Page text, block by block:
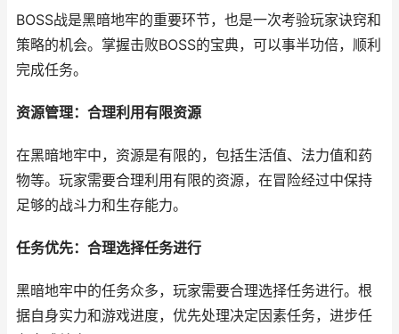
BOSS战是黑暗地牢的重要环节，也是一次考验玩家诀窍和
策略的机会。掌握击败BOSS的宝典，可以事半功倍，顺利
完成任务。
资源管理：合理利用有限资源
在黑暗地牢中，资源是有限的，包括生活值、法力值和药
物等。玩家需要合理利用有限的资源，在冒险经过中保持
足够的战斗力和生存能力。
任务优先：合理选择任务进行
黑暗地牢中的任务众多，玩家需要合理选择任务进行。根
据自身实力和游戏进度，优先处理决定因素任务，进步任